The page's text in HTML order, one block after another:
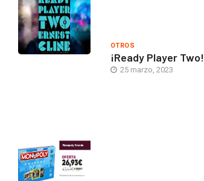
OTROS
¡Ready Player Two!
25 marzo, 2023